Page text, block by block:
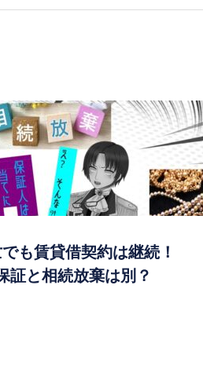
も賃貸借契約は継続！
と相続放棄は別？